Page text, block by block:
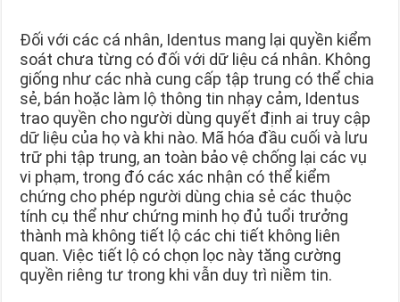
Đối với các cá nhân, Identus mang lại quyền kiểm
soát chưa từng có đối với dữ liệu cá nhân. Không
giống như các nhà cung cấp tập trung có thể chia
sẻ, bán hoặc làm lộ thông tin nhạy cảm, Identus
trao quyền cho người dùng quyết định ai truy cập
dữ liệu của họ và khi nào. Mã hóa đầu cuối và lưu
trữ phi tập trung, an toàn bảo vệ chống lại các vụ
vi phạm, trong đó các xác nhận có thể kiểm
chứng cho phép người dùng chia sẻ các thuộc
tính cụ thể như chứng minh họ đủ tuổi trưởng
thành mà không tiết lộ các chi tiết không liên
quan. Việc tiết lộ có chọn lọc này tăng cường
quyền riêng tư trong khi vẫn duy trì niềm tin.